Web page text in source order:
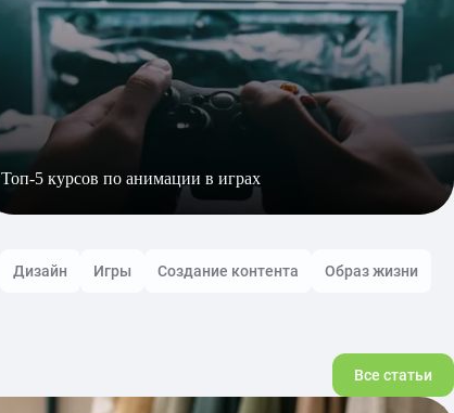
Топ-5 курсов по анимации в играх
Дизайн Игры Создание контента Образ жизни
Все статьи